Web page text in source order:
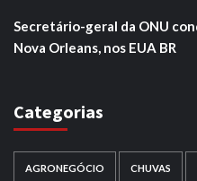
Secretário-geral da ONU
Nova Orleans, nos EUA BR
Categorias
AGRONEGÓCIO CHUVAS